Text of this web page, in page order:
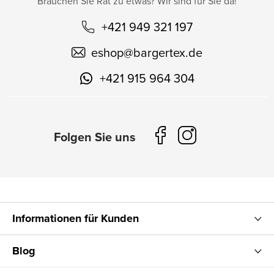
+421 949 321 197
eshop@bargertex.de
+421 915 964 304
Informationen für Kunden
Blog